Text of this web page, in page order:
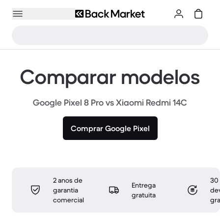
Comparar modelos
Google Pixel 8 Pro vs Xiaomi Redmi 14C
Comprar Google Pixel
2 anos de
garantia
comercial
Entrega
gratuita
30